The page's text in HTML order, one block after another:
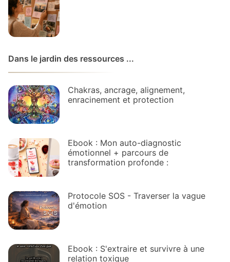
Dans le jardin des ressources ...
Chakras, ancrage, alignement,
enracinement et protection
Ebook : Mon auto-diagnostic
émotionnel + parcours de
transformation profonde :
Protocole SOS - Traverser la vague
d'émotion
Ebook : S'extraire et survivre à une
relation toxique